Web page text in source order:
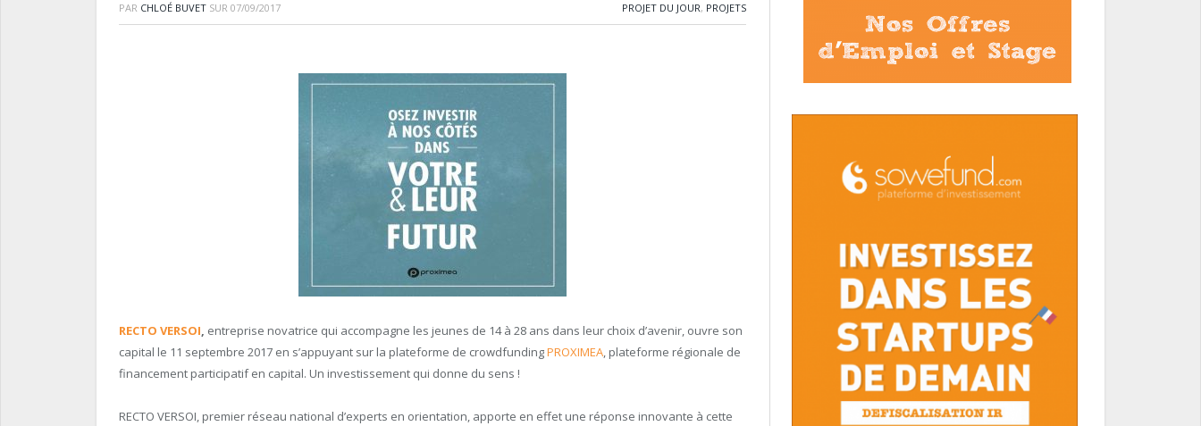
PAR CHLOÉ BUVET SUR 07/09/2017 PROJET DU JOUR, PROJETS
RECTO VERSOI, entreprise novatrice qui accompagne les jeunes de 14 à 28 ans dans leur choix d’avenir, ouvre son
capital le 11 septembre 2017 en s’appuyant sur la plateforme de crowdfundingPROXIMEA, plateforme régionale de
financement participatif en capital. Un investissement qui donne du sens !
RECTO VERSOI, premier réseau national d’experts en orientation, apporte en effet une réponse innovante à cette